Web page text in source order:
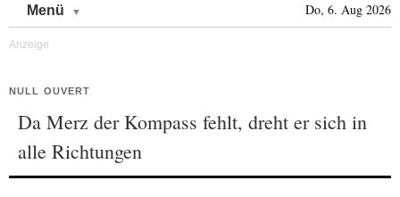
Menü Do, 6. Aug 2026
NULL OUVERT
Da Merz der Kompass fehlt, dreht er sich in
alle Richtungen